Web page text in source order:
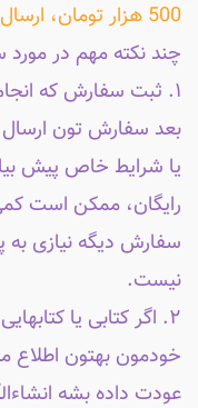
500 هزار تومان، ارسال رایگان هست...
چند نکته مهم در
۱. ثبت سفارش که
بعد سفارش تون
یا شرایط خاص پیش
رایگان، ممکن است
سفارش دیگه نیازی
نیست.
۲. اگر کتابی یا
خودمون بهتون اطلاع
عودت داده بشه